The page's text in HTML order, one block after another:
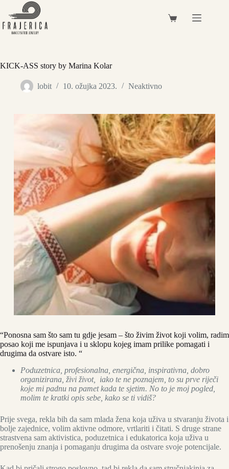
Preskoči
sadržaj
Košarica
KICK-ASS story by Marina Kolar
lobit 10. ožujka 2023. Neaktivno
“Ponosna sam što sam tu gdje jesam – što živim život koji volim, radim
posao koji me ispunjava i u sklopu kojeg imam prilike pomagati i
drugima da ostvare isto. “
Poduzetnica, profesionalna, energična, inspirativna, dobro
organizirana, živi život, iako te ne poznajem, to su prve riječi
koje mi padnu na pamet kada te sjetim. No to je moj pogled,
molim te kratki opis sebe, kako se ti vidiš?
Prije svega, rekla bih da sam mlada žena koja uživa u stvaranju života i
bolje zajednice, volim aktivne odmore, vrtlariti i čitati. S druge strane
strastvena sam aktivistica, poduzetnica i edukatorica koja uživa u
prenošenju znanja i pomaganju drugima da ostvare svoje potencijale.